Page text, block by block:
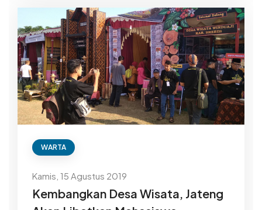
WARTA
Kamis, 15 Agustus 2019
Kembangkan Desa Wisata, Jateng